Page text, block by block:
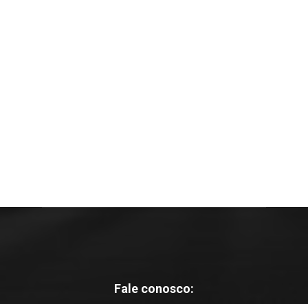
Fale conosco: